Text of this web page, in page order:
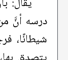
درسه أنَّ
شيطانًا،